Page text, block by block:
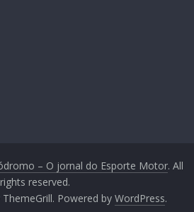
– O jornal do Esporte Motor. All
rights reserved.
Powered by WordPress.